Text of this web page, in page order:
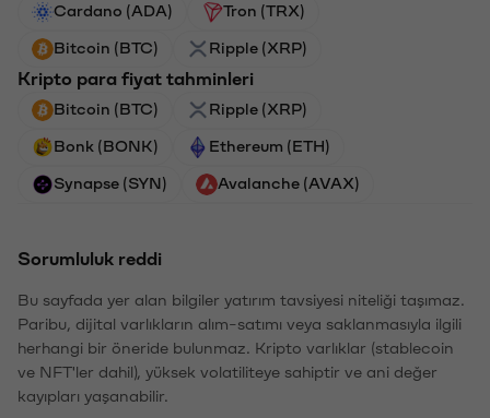
Cardano (ADA) Tron (TRX)
Bitcoin (BTC) Ripple (XRP)
Kripto para fiyat tahminleri
Bitcoin (BTC) Ripple (XRP)
Bonk (BONK) Ethereum (ETH)
Synapse (SYN) Avalanche (AVAX)
Sorumluluk reddi
Bu sayfada yer alan bilgiler yatırım tavsiyesi niteliği taşımaz.
Paribu, dijital varlıkların alım-satımı veya saklanmasıyla ilgili
herhangi bir öneride bulunmaz. Kripto varlıklar (stablecoin
ve NFT'ler dahil), yüksek volatiliteye sahiptir ve ani değer
kayıpları yaşanabilir.